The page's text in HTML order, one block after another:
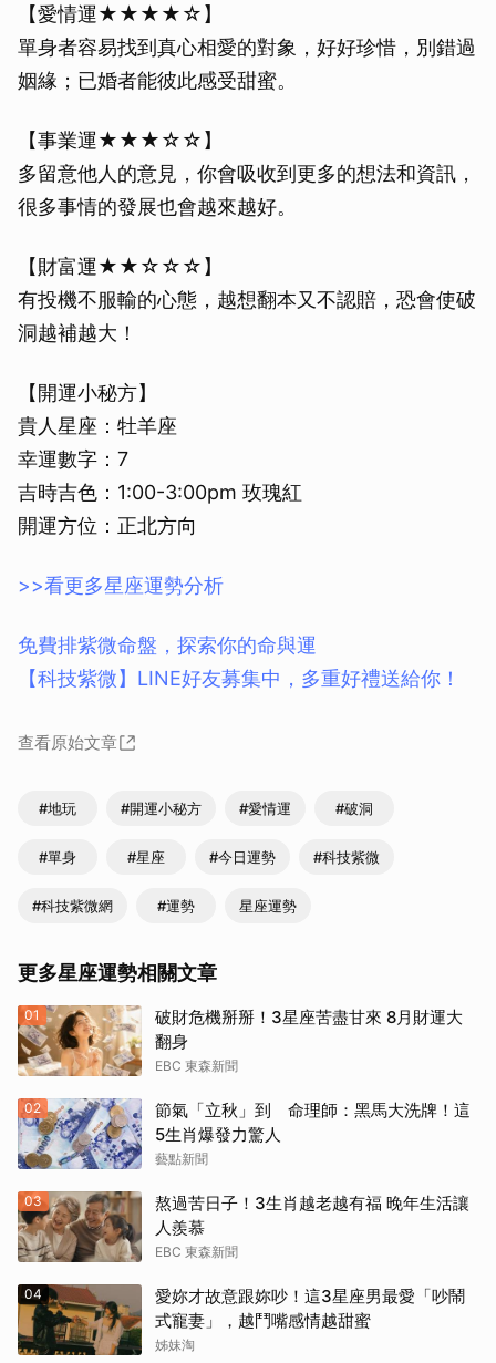
【愛情運★★★★☆】
單身者容易找到真心相愛的對象，好好珍惜，別錯過
姻緣；已婚者能彼此感受甜蜜。
【事業運★★★☆☆】
多留意他人的意見，你會吸收到更多的想法和資訊，
很多事情的發展也會越來越好。
【財富運★★☆☆☆】
有投機不服輸的心態，越想翻本又不認賠，恐會使破
洞越補越大！
【開運小秘方】
貴人星座：牡羊座
幸運數字：7
吉時吉色：1:00-3:00pm 玫瑰紅
開運方位：正北方向
>>看更多星座運勢分析
免費排紫微命盤，探索你的命與運
【科技紫微】LINE好友募集中，多重好禮送給你！
查看原始文章
#地玩 #開運小秘方 #愛情運 #破洞
#單身 #星座 #今日運勢 #科技紫微
#科技紫微網 #運勢 星座運勢
更多星座運勢相關文章
01
破財危機掰掰！3星座苦盡甘來 8月財運大
翻身
EBC 東森新聞
02
節氣「立秋」到 命理師：黑馬大洗牌！這
5生肖爆發力驚人
藝點新聞
03
熬過苦日子！3生肖越老越有福 晚年生活讓
人羨慕
EBC 東森新聞
04
愛妳才故意跟妳吵！這3星座男最愛「吵鬧
式寵妻」，越鬥嘴感情越甜蜜
姊妹淘